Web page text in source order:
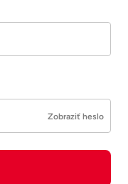
Zobraziť heslo